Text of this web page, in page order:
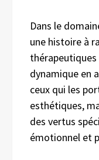
Dans le
une histoire à
dynamique en
ceux qui les
esthétiques,
des vertus
émotionnel et